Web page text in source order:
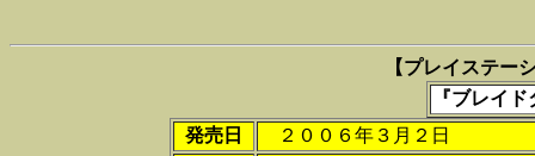
【プレイステー
『ブレイ
発売日
２００６年３月２日